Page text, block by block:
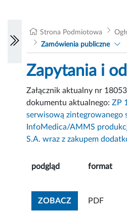
Strona Podmiotowa
Zamówienia publiczne
Zapytania i
Załącznik aktualny nr
dokumentu aktualnego:ZP
serwisową zintegrowanego
InfoMedica/AMMS
S.A. wraz z zakupem
podgląd format
ZOBACZZOBACZ
PDF